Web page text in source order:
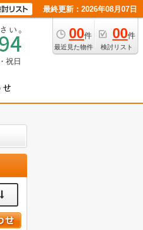
最終更新：2026年08月07日
00件
最近見た物件
00件
検討リスト
祝日